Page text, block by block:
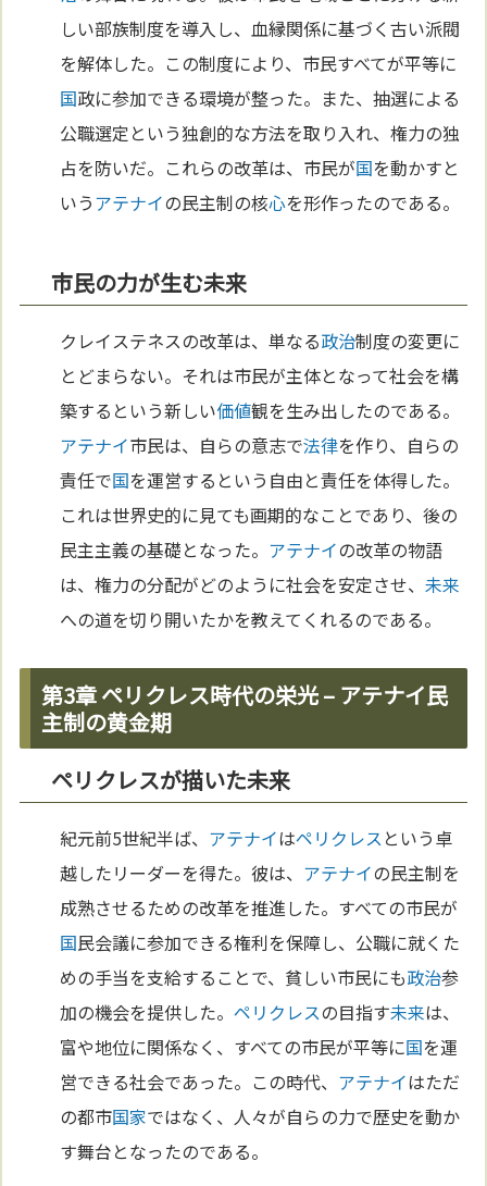
しい部族制度を導入し、血縁関係に基づく古い派閥
を解体した。この制度により、市民すべてが平等に
国政に参加できる環境が整った。また、抽選による
公職選定という独創的な方法を取り入れ、権力の独
占を防いだ。これらの改革は、市民が国を動かすと
いうアテナイの民主制の核心を形作ったのである。
市民の力が生む未来
クレイステネスの改革は、単なる政治制度の変更に
とどまらない。それは市民が主体となって社会を構
築するという新しい価値観を生み出したのである。
アテナイ市民は、自らの意志で法律を作り、自らの
責任で国を運営するという自由と責任を体得した。
これは世界史的に見ても画期的なことであり、後の
民主主義の基礎となった。 アテナイの改革の物語
は、権力の分配がどのように社会を安定させ、未来
への道を切り開いたかを教えてくれるのである。
第3章 ペリクレス時代の栄光 – アテナイ民
主制の黄金期
ペリクレスが描いた未来
紀元前5世紀半ば、 アテナイはペリクレスという卓
越したリーダーを得た。彼は、 アテナイの民主制を
成熟させるための改革を推進した。すべての市民が
国民会議に参加できる権利を保障し、公職に就くた
めの手当を支給することで、貧しい市民にも政治参
加の機会を提供した。ペリクレスの目指す未来は、
富や地位に関係なく、すべての市民が平等に国を運
営できる社会であった。この時代、 アテナイはただ
の都市国家ではなく、人々が自らの力で歴史を動か
す舞台となったのである。